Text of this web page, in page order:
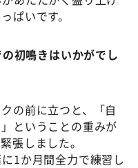
ぱいです。
初鳴きはいかがでし
の前に立つと、「自
ということの重みが
張しました。
1か月間全力で練習し